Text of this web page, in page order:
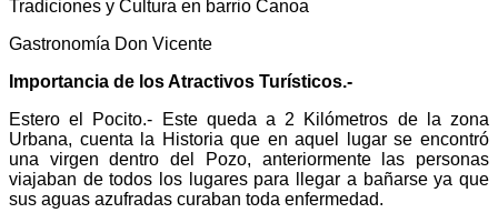
Tradiciones y Cultura en barrio Canoa
Gastronomía Don Vicente
Importancia de los Atractivos Turísticos.-
Estero el Pocito.- Este queda a 2 Kilómetros de la zona
Urbana, cuenta la Historia que en aquel lugar se encontró
una virgen dentro del Pozo, anteriormente las personas
viajaban de todos los lugares para llegar a bañarse ya que
sus aguas azufradas curaban toda enfermedad.